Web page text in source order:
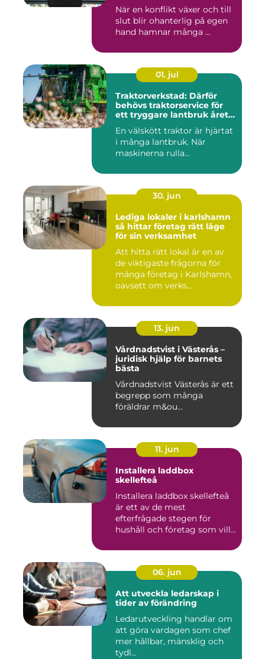
När en konflikt växer och till
slut blir ohanterlig på egen
hand hamnar många ...
01. jul
Traktorverkstad: Därför
behövs traktorservice för
ett tryggare lantbruk året
En välskött traktor är hjärtat
i många lantbruk. När
maskinerna rulla...
30. jun
Lediga lokaler i karlshamn
så hittar företag rätt läge
för sin verksamhet
Att hitta rätt lokal är en av
de viktigaste frågorna för
många företag i Karlshamn,
oavsett om verks...
13. jun
Vårdnadstvist i Västerås –
juridisk hjälp för barnets
bästa
Vårdnadstvist Västerås är ett
begrepp som många
föräldrar m&ou...
11. jun
Installera laddbox
skellefteå
Installera laddbox skellefteå
är ett av de mest
efterfrågade stegen för
hushåll och företag som vill...
06. jun
Att utveckla ledarskap i
tider av förändring
Ledarutveckling handlar om
att göra vardagen som chef
mer hållbar, mänsklig och
tydl...